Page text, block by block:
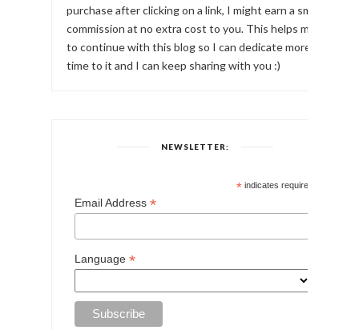
purchase after clicking on a link, I might earn a small
commission at no extra cost to you. This helps me
to continue with this blog so I can dedicate more
time to it and I can keep sharing with you :)
NEWSLETTER:
*indicates required
Email Address *
Language *